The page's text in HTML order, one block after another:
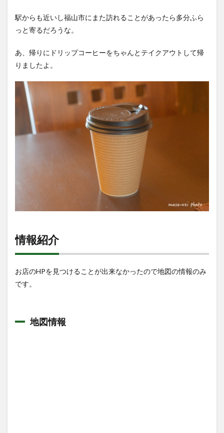
駅からも近いし福山市にまた訪れることがあったら多分ふら
っと寄るだろうな。
あ、帰りにドリップコーヒーをちゃんとテイクアウトして帰
りましたよ。
情報紹介
お店のHPを見つけることが出来なかったので地図の情報のみ
です。
地図情報